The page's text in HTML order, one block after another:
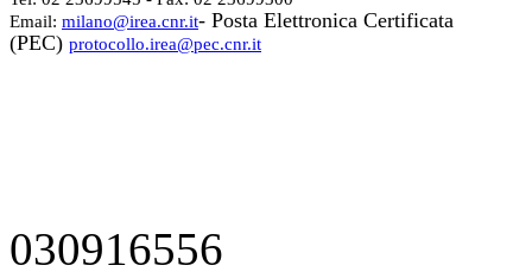
Email: milano@irea.cnr.it- Posta Elettronica Certificata
(PEC) protocollo.irea@pec.cnr.it
030916556